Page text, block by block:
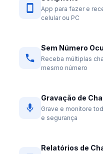
App para fazer e
celular ou PC
Sem Número
Receba múltiplas
mesmo número
Gravação de
Grave e monitore
e segurança
Relatórios de